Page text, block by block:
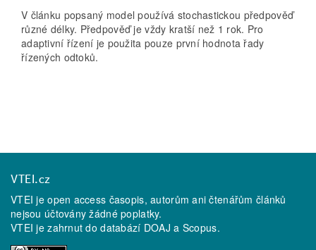
V článku popsaný model používá stochastickou předpověď
různé délky. Předpověď je vždy kratší než 1 rok. Pro
adaptivní řízení je použita pouze první hodnota řady
řízených odtoků.
VTEI.cz
VTEI je open access časopis, autorům ani čtenářům článků
nejsou účtovány žádné poplatky.
VTEI je zahrnut do databází DOAJ a Scopus.